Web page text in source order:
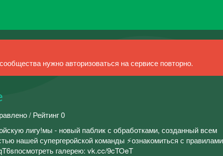
нужно авторизоваться на сервисе повторно.
/ Рейтинг 0
лигу!мы - новый паблик с обработками, созданный всем
нашей супергеройской команды ⚡ознакомиться с
галерею: vk.cc/9cTOeT